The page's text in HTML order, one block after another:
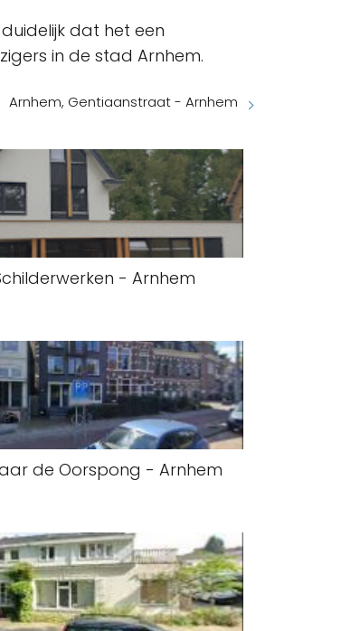
dat het een
in de stad Arnhem.
Arnhem, Gentiaanstraat - Arnhem
- Arnhem
de Oorspong - Arnhem